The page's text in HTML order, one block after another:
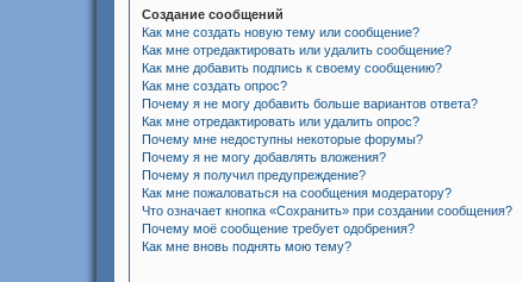
Создание сообщений
Как мне создать новую тему или сообщение?
Как мне отредактировать или удалить сообщение?
Как мне добавить подпись к своему сообщению?
Как мне создать опрос?
Почему я не могу добавить больше вариантов ответа?
Как мне отредактировать или удалить опрос?
Почему мне недоступны некоторые форумы?
Почему я не могу добавлять вложения?
Почему я получил предупреждение?
Как мне пожаловаться на сообщения модератору?
Что означает кнопка «Сохранить» при создании сообщения?
Почему моё сообщение требует одобрения?
Как мне вновь поднять мою тему?